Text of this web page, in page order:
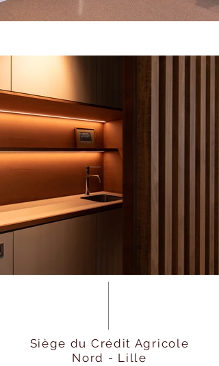
Siège du Crédit Agricole
Nord - Lille